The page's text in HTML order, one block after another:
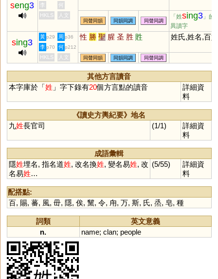
seng3 李
何
HKLS
人文
同聲同韻 同韻同調 同聲同調
「姓sing3 」的
異讀字
sing3
黃 p29 周 p36 性 勝 聖 腥 圣 胜 貹 姓氏,姓名,百姓
李 p70 何 p212
HKLS 人文 同聲同韻 同韻同調 同聲同調
其他方言讀音
本字庫於「姓 」字下錄有20個方言點的讀音
詳細資
料
《讀史方輿紀要》地名
九姓長官司 (1/1)
詳細資
料
成語彙輯
隱姓埋名, 指名道姓, 改名換姓, 變名易姓, 改
名易姓…
(5/55)
詳細資
料
配搭點:
百, 賜, 蕃, 風, 毌, 隱, 俟, 黧, 令, 甪, 万, 斯, 氏, 烝, 皂, 種
詞類
英文意義
n.
name; clan; people